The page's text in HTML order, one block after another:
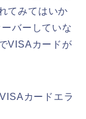
てみてはいか
バーしていな
VISAカードが
カードエラ